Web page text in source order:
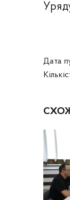
Дата